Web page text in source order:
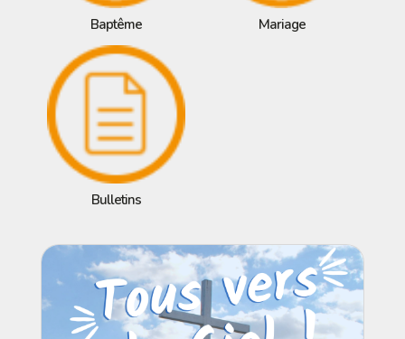
Baptême Mariage
Bulletins